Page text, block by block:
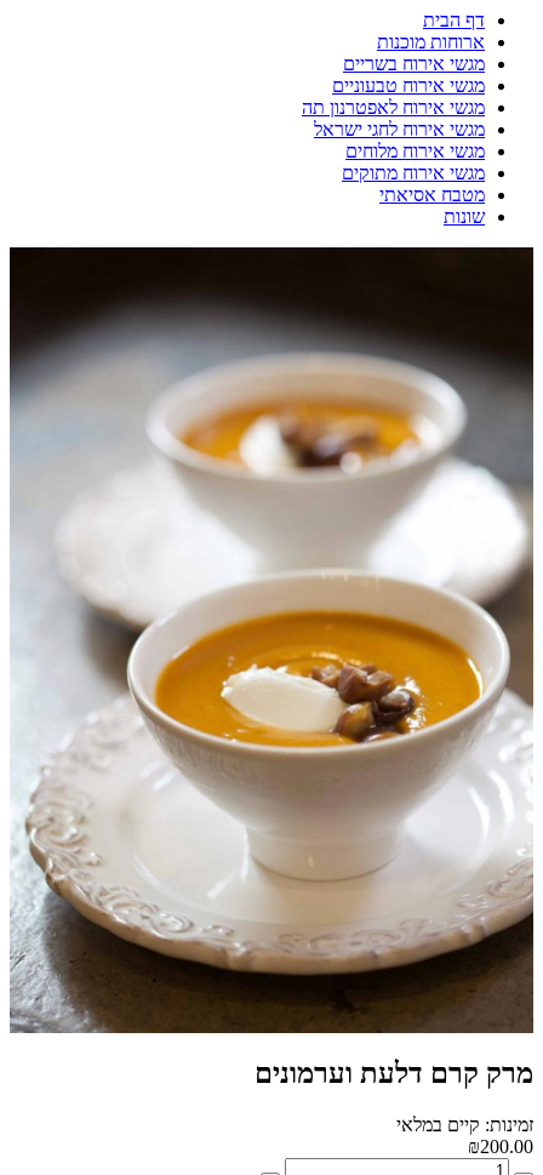
דף הבית
ארוחות מוכנות
מגשי אירוח בשריים
מגשי אירוח טבעוניים
מגשי אירוח לאפטרנון תה
מגשי אירוח לחגי ישראל
מגשי אירוח מלוחים
מגשי אירוח מתוקים
מטבח אסיאתי
שונות
מרק קרם דלעת וערמונים
זמינות: קיים במלאי
₪200.00